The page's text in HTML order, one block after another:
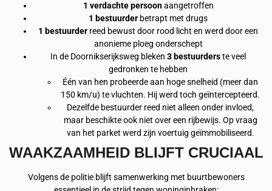
1 verdachte persoonaangetroffen
1 bestuurder betrapt met drugs
1 bestuurder reed bewust door rood licht en werd door een
anonieme ploeg onderschept
In de Doornikserijksweg bleken 3 bestuurderste veel
gedronken te hebben
Één van hen probeerde aan hoge snelheid (meer dan
150 km/u) te vluchten. Hij werd toch geïntercepteerd.
Dezelfde bestuurder reed niet alleen onder invloed,
maar beschikte ook niet over een rijbewijs. Op vraag
van het parket werd zijn voertuig geïmmobiliseerd.
WAAKZAAMHEID BLIJFT CRUCIAAL
Volgens de politie blijft samenwerking met buurtbewoners